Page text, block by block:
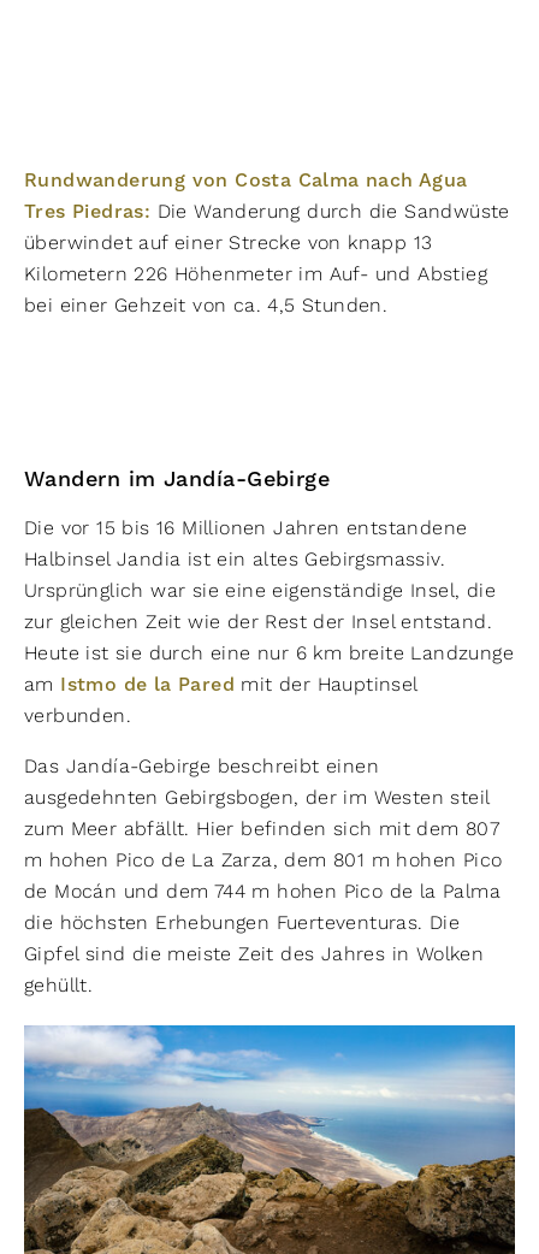
Rundwanderung von Costa Calma nach Agua
Tres Piedras: Die Wanderung durch die Sandwüste
überwindet auf einer Strecke von knapp 13
Kilometern 226 Höhenmeter im Auf- und Abstieg
bei einer Gehzeit von ca. 4,5 Stunden.
Wandern im Jandía-Gebirge
Die vor 15 bis 16 Millionen Jahren entstandene
Halbinsel Jandia ist ein altes Gebirgsmassiv.
Ursprünglich war sie eine eigenständige Insel, die
zur gleichen Zeit wie der Rest der Insel entstand.
Heute ist sie durch eine nur 6 km breite Landzunge
am Istmo de la Pared mit der Hauptinsel
verbunden.
Das Jandía-Gebirge beschreibt einen
ausgedehnten Gebirgsbogen, der im Westen steil
zum Meer abfällt. Hier befinden sich mit dem 807
m hohen Pico de La Zarza, dem 801 m hohen Pico
de Mocán und dem 744 m hohen Pico de la Palma
die höchsten Erhebungen Fuerteventuras. Die
Gipfel sind die meiste Zeit des Jahres in Wolken
gehüllt.